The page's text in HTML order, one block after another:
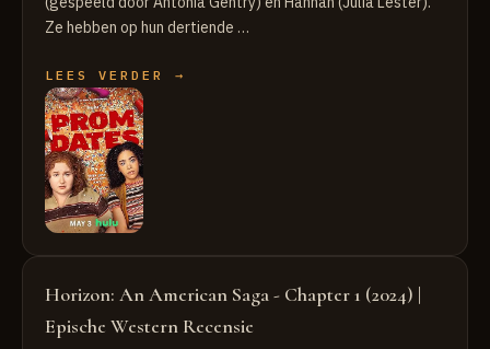
Ze hebben op hun dertiende …
LEES VERDER →
Horizon: An American Saga - Chapter 1 (2024) |
Epische Western Recensie